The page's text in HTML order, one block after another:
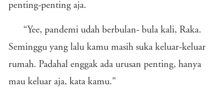
penting-penting aja.
“Yee, pandemi udah berbulan- bula kali, Raka.
Seminggu yang lalu kamu masih suka keluar-keluar
rumah. Padahal enggak ada urusan penting, hanya
mau keluar aja, kata kamu.”